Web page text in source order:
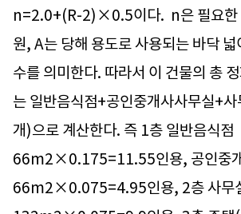
n=2.0+(R-2)×0.5이다. n은 필요한
원, A는 당해 용도로 사용되는 바닥 넓
수를 의미한다. 따라서 이 건물의 총
는 일반음식점+공인중개사사무실+
개)으로 계산한다. 즉 1층 일반음식점
66m2×0.175=11.55인용, 공인중
66m2×0.075=4.95인용, 2층 사무